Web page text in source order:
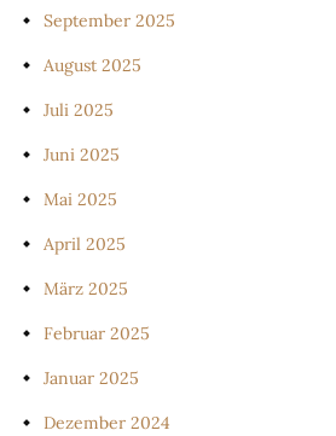
September 2025
August 2025
Juli 2025
Juni 2025
Mai 2025
April 2025
März 2025
Februar 2025
Januar 2025
Dezember 2024